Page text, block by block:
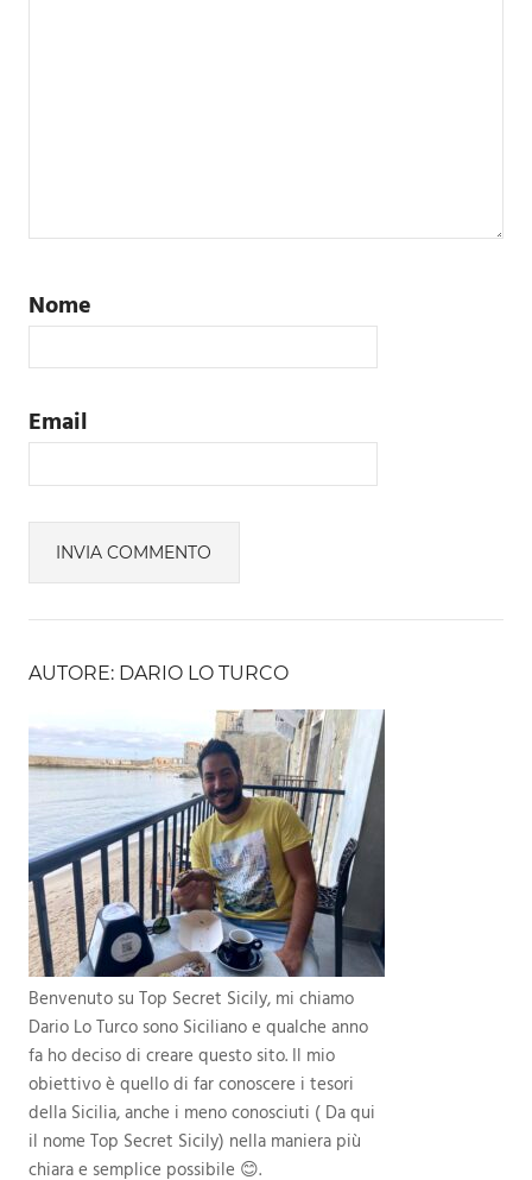
Nome
Email
AUTORE: DARIO LO TURCO
Benvenuto su Top Secret Sicily, mi chiamo
Dario Lo Turco sono Siciliano e qualche anno
fa ho deciso di creare questo sito. Il mio
obiettivo è quello di far conoscere i tesori
della Sicilia, anche i meno conosciuti ( Da qui
il nome Top Secret Sicily) nella maniera più
chiara e semplice possibile 😊.